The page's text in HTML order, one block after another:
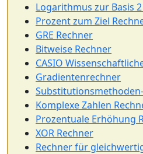
Logarithmus zur Basis
Prozent zum Ziel
GRE Rechner
Bitweise Rechner
CASIO
Gradientenrechner
Komplexe Zahlen
Prozentuale Erhöhung
XOR Rechner
Rechner für